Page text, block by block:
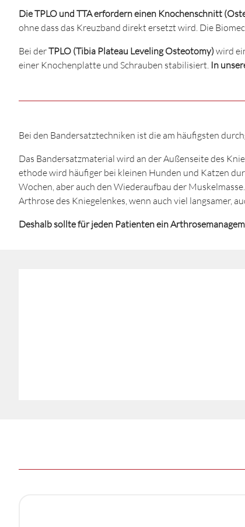
Die TPLO und TTA erfordern einen Knochenschnitt
ohne dass das Kreuzband direkt ersetzt wird. Die
Bei derTPLO (Tibia Plateau Leveling Osteotomy) wird
einer Knochenplatte und Schrauben stabilisiert. In
Bei den Bandersatztechniken ist die am häufigsten
Das Bandersatzmaterial wird an der Außenseite des
ethode wird häufiger bei kleinen Hunden und Katzen
Wochen, aber auch den Wiederaufbau der
Arthrose des Kniegelenkes, wenn auch viel langsamer,
Deshalb sollte für jeden Patienten ein